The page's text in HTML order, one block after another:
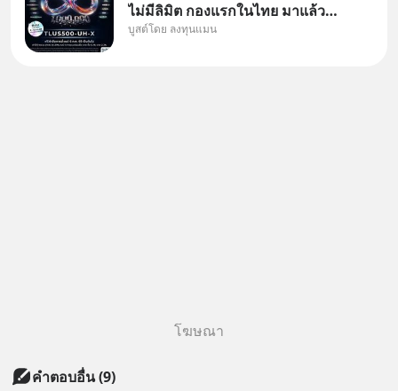
ไม่มีลิมิต กองแรกในไทย มาแล้ว..
กองทุนที่ออกแบบมาเพื่อแก้ Pain
บูสต์โดย ลงทุนแมน
โฆษณา
คำตอบอื่น(9)